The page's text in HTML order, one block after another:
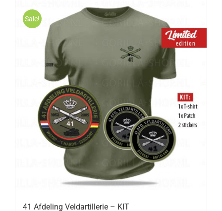
Sale!
41 Afdeling Veldartillerie – KIT